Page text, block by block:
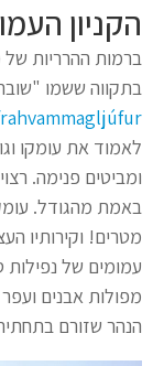
הקניון
ברמות ההרריות של
בתקווה ששמו
לאמוד את עומקו
ומביטים פנימה.
מטרים! וקירותיו
עמומים של
מפולות אבנים
הנהר שזורם בתחתית